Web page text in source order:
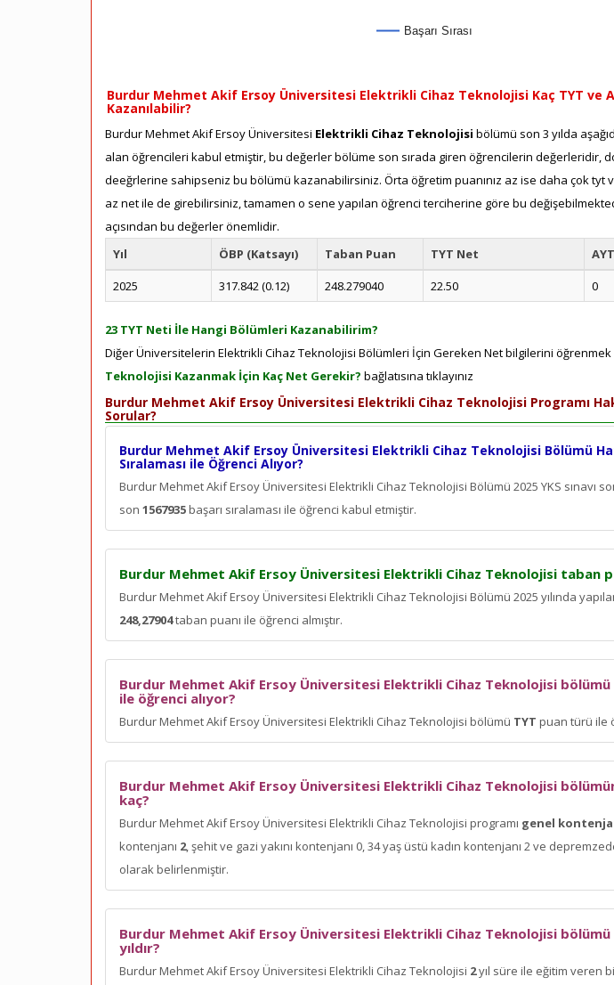
Başarı Sırası
Burdur Mehmet Akif Ersoy Üniversitesi Elektrikli Cihaz Teknolojisi Kaç TYT ve
Kazanılabilir?
Burdur Mehmet Akif Ersoy Üniversitesi Elektrikli Cihaz Teknolojisi bölümü son 3 yılda
alan öğrencileri kabul etmiştir, bu değerler bölüme son sırada giren öğrencilerin değerleridir,
deeğrlerine sahipseniz bu bölümü kazanabilirsiniz. Örta öğretim puanınız az ise daha çok tyt
az net ile de girebilirsiniz, tamamen o sene yapılan öğrenci terciherine göre bu
açısından bu değerler önemlidir.
Yıl
ÖBP (Katsayı) Taban Puan TYT Net
2025
317.842 (0.12) 248.279040 22.50 0
23 TYT Neti İle Hangi Bölümleri Kazanabilirim?
Diğer Üniversitelerin Elektrikli Cihaz Teknolojisi Bölümleri İçin Gereken Net bilgilerini öğrenmek
Teknolojisi Kazanmak İçin Kaç Net Gerekir? bağlatısına tıklayınız
Burdur Mehmet Akif Ersoy Üniversitesi Elektrikli Cihaz Teknolojisi Programı
Sorular?
Burdur Mehmet Akif Ersoy Üniversitesi Elektrikli Cihaz Teknolojisi Bölümü
Sıralaması ile Öğrenci Alıyor?
Burdur Mehmet Akif Ersoy Üniversitesi Elektrikli Cihaz Teknolojisi Bölümü 2025 YKS sınavı
son 1567935başarı sıralaması ile öğrenci kabul etmiştir.
Burdur Mehmet Akif Ersoy Üniversitesi Elektrikli Cihaz Teknolojisi taban
Burdur Mehmet Akif Ersoy Üniversitesi Elektrikli Cihaz Teknolojisi Bölümü 2025 yılında
248,27904taban puanı ile öğrenci almıştır.
Burdur Mehmet Akif Ersoy Üniversitesi Elektrikli Cihaz Teknolojisi
ile öğrenci alıyor?
Burdur Mehmet Akif Ersoy Üniversitesi Elektrikli Cihaz Teknolojisi bölümü TYT puan türü ile
Burdur Mehmet Akif Ersoy Üniversitesi Elektrikli Cihaz Teknolojisi
kaç?
Burdur Mehmet Akif Ersoy Üniversitesi Elektrikli Cihaz Teknolojisi programı genel
kontenjanı 2, şehit ve gazi yakını kontenjanı 0, 34 yaş üstü kadın kontenjanı 2 ve
olarak belirlenmiştir.
Burdur Mehmet Akif Ersoy Üniversitesi Elektrikli Cihaz Teknolojisi
yıldır?
Burdur Mehmet Akif Ersoy Üniversitesi Elektrikli Cihaz Teknolojisi 2yıl süre ile eğitim veren